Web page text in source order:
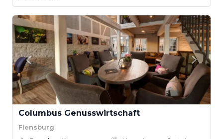
Columbus Genusswirtschaft
Flensburg